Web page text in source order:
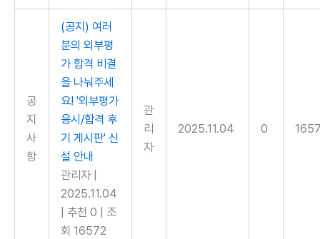
공
지
사
항
(공지) 여러
분의 외부평
가 합격 비결
을 나눠주세
요! '외부평가
응시/합격 후
기 게시판' 신
설 안내
관리자
2025.11.04
추천 0
조
회 16572
관
리
자
2025.11.04 0